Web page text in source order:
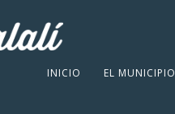
INICIO EL MUNICIPIO